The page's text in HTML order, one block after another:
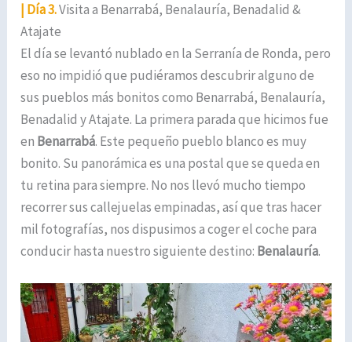
| Día 3.Visita a Benarrabá, Benalauría, Benadalid &
Atajate
El día se levantó nublado en la Serranía de Ronda, pero
eso no impidió que pudiéramos descubrir alguno de
sus pueblos más bonitos como Benarrabá, Benalauría,
Benadalid y Atajate. La primera parada que hicimos fue
en Benarrabá. Este pequeño pueblo blanco es muy
bonito. Su panorámica es una postal que se queda en
tu retina para siempre. No nos llevó mucho tiempo
recorrer sus callejuelas empinadas, así que tras hacer
mil fotografías, nos dispusimos a coger el coche para
conducir hasta nuestro siguiente destino: Benalauría.